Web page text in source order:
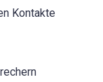
Kontakte